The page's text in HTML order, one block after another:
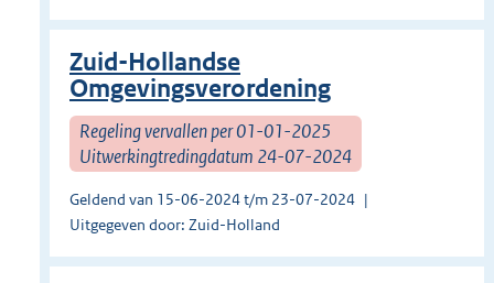
Zuid-Hollandse
Omgevingsverordening
Regeling vervallen per 01-01-2025
Uitwerkingtredingdatum 24-07-2024
Geldend van 15-06-2024 t/m 23-07-2024
Uitgegeven door: Zuid-Holland